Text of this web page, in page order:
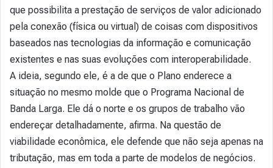
que possibilita a prestação de serviços de valor adicionado
pela conexão (física ou virtual) de coisas com dispositivos
baseados nas tecnologias da informação e comunicação
existentes e nas suas evoluções com interoperabilidade.
A ideia, segundo ele, é a de que o Plano enderece a
situação no mesmo molde que o Programa Nacional de
Banda Larga. Ele dá o norte e os grupos de trabalho vão
endereçar detalhadamente, afirma. Na questão de
viabilidade econômica, ele defende que não seja apenas na
tributação, mas em toda a parte de modelos de negócios.